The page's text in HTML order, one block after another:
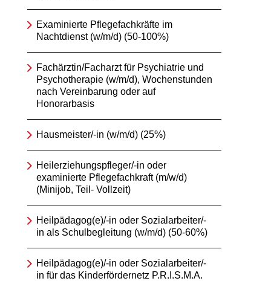
Examinierte Pflegefachkräfte im
Nachtdienst (w/m/d) (50-100%)
Fachärztin/Facharzt für Psychiatrie und
Psychotherapie (w/m/d), Wochenstunden
nach Vereinbarung oder auf
Honorarbasis
Hausmeister/-in (w/m/d) (25%)
Heilerziehungspfleger/-in oder
examinierte Pflegefachkraft (m/w/d)
(Minijob, Teil- Vollzeit)
Heilpädagog(e)/-in oder Sozialarbeiter/-
in als Schulbegleitung (w/m/d) (50-60%)
Heilpädagog(e)/-in oder Sozialarbeiter/-
in für das Kinderfördernetz P.R.I.S.M.A.